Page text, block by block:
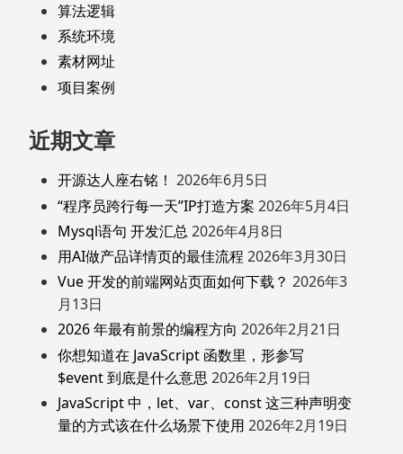
算法逻辑
系统环境
素材网址
项目案例
近期文章
开源达人座右铭！ 2026年6月5日
“程序员跨行每一天”IP打造方案 2026年5月4日
Mysql语句 开发汇总 2026年4月8日
用AI做产品详情页的最佳流程 2026年3月30日
Vue 开发的前端网站页面如何下载？ 2026年3
月13日
2026 年最有前景的编程方向 2026年2月21日
你想知道在 JavaScript 函数里，形参写
$event 到底是什么意思 2026年2月19日
JavaScript 中，let、var、const 这三种声明变
量的方式该在什么场景下使用 2026年2月19日